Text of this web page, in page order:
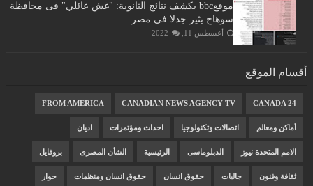
موقعbbc يكشف نتائج الثانوية: "غش عائلي" فى محافظة
سوهاج يثير جدلا في مصر
أغسطس 11, 2022
أقسام الموقع
CANADA 24
CANADIAN NEWS AGENCY TV
FROM AMERICA
أماكن ومعالم اتصالات وتكنولوجيا احداث ومؤتمرات اديان
الامم المتحدة نيوز الدبلوماسى الرئيسية الشأن المصرى بروفايل
ثقافة وفنون جاليات حقوق انسان حقوق انسان ومنظمات حوار